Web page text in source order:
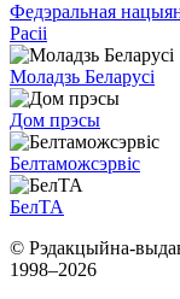
Федэральная
Расіі
Моладзь Беларусі
Дом прэсы
Белтаможсэрвіс
БелТА
© Рэдакцыйна-
1998–2026